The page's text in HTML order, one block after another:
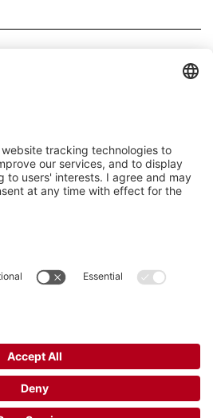
und müssen ausgefüllt werden.
Datenschutz